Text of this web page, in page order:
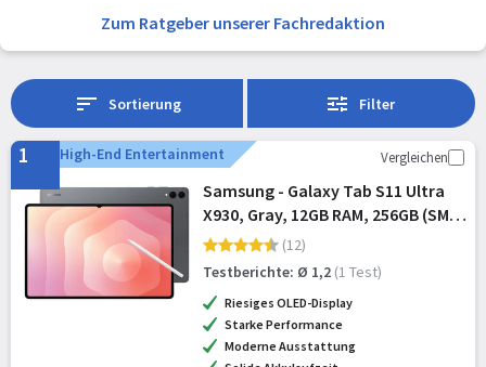
Von High-End-Modellen bis hin zu preisgünstigen Alternativen
für kreative Arbeiten geeignet sind und welche Modelle durch
ihre
überzeugen. Unser umfassender
Ratgeber hilft dir, das perfekte Tablet für deinen Alltag zu
finden. Entdecke jetzt die besten Modelle!
Zum Ratgeber unserer Fachredaktion
Sortierung Filter
1 High-End Entertainment Vergleichen
Samsung - Galaxy Tab S11 Ultra
X930, Gray, 12GB RAM, 256GB (SM-
X930NZAREUB)
(12)
Testberichte: Ø 1,2 (1 Test)
Riesiges OLED-Display
Starke Performance
Moderne Ausstattung